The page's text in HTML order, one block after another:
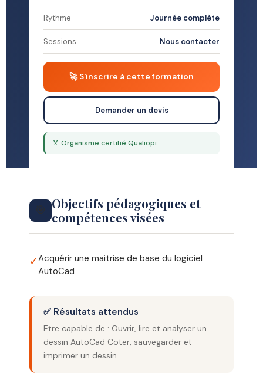
Rythme Journée complète
Sessions Nous contacter
🚀 S'inscrire à cette formation
Demander un devis
🏅 Organisme certifié Qualiopi
🎯
Objectifs pédagogiques et
compétences visées
✓Acquérir une maitrise de base du logiciel
AutoCad
✅ Résultats attendus
Etre capable de : Ouvrir, lire et analyser un
dessin AutoCad Coter, sauvegarder et
imprimer un dessin